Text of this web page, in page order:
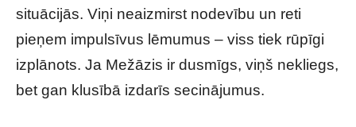
situācijās. Viņi neaizmirst nodevību un reti
pieņem impulsīvus lēmumus – viss tiek rūpīgi
izplānots. Ja Mežāzis ir dusmīgs, viņš nekliegs,
bet gan klusībā izdarīs secinājumus.